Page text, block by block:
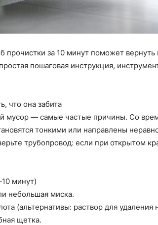
прочистки за 10 минут поможет
пошаговая инструкция,
что она забита
— самые частые причины. Со
тонкими или направлены
трубопровод: если при открытом
минут)
небольшая миска.
(альтернативы: раствор для удаления
щетка.